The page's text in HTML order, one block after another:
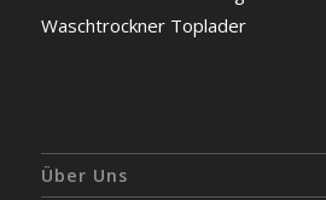
Waschtrockner Toplader
Über Uns